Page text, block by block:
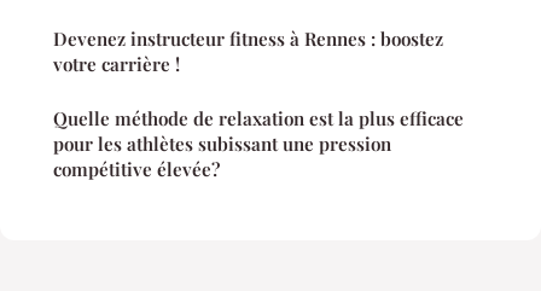
Devenez instructeur fitness à Rennes : boostez
votre carrière !
Quelle méthode de relaxation est la plus efficace
pour les athlètes subissant une pression
compétitive élevée?